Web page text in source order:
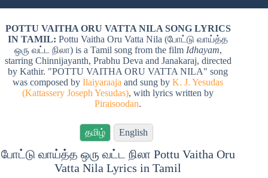
POTTU VAITHA ORU VATTA NILA SONG LYRICS
IN TAMIL: Pottu Vaitha Oru Vatta Nila (போட்டு வாய்த்த
ஒரு வட்ட நிலா) is a Tamil song from the film Idhayam,
starring Chinnijayanth, Prabhu Deva and Janakaraj, directed
by Kathir. "POTTU VAITHA ORU VATTA NILA" song
was composed byIlaiyaraaja and sung byK. J. Yesudas
(Kattassery Joseph Yesudas), with lyrics written by
Piraisoodan.
தமிழ் English
போட்டு வாய்த்த ஒரு வட்ட நிலா Pottu Vaitha Oru
Vatta Nila Lyrics in Tamil